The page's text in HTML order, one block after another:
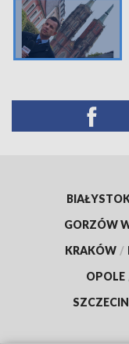
GORZÓW
KRAKÓW /
OPOLE
SZCZECIN